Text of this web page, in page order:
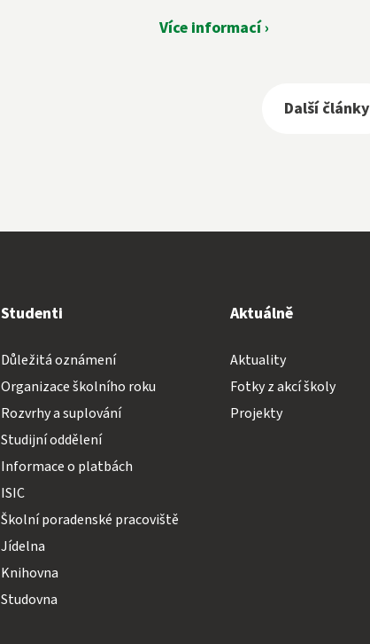
Více informací ›
Další články
Studenti
Důležitá oznámení
Organizace školního roku
Rozvrhy a suplování
Studijní oddělení
Informace o platbách
ISIC
Školní poradenské pracoviště
Jídelna
Knihovna
Studovna
Aktuálně
Aktuality
Fotky z akcí školy
Projekty